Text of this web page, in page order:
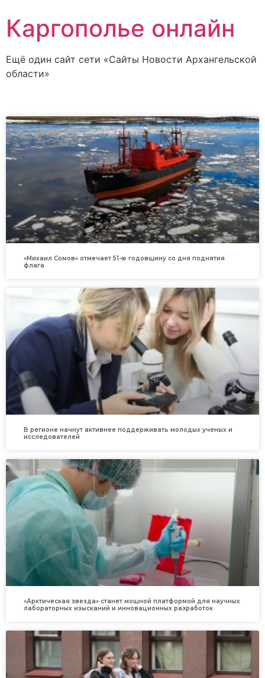
Каргополье онлайн
Ещё один сайт сети «Сайты Новости Архангельской
области»
«Михаил Сомов» отмечает 51-ю годовщину со дня поднятия
флага
В регионе начнут активнее поддерживать молодых ученых и
исследователей
«Арктическая звезда» станет мощной платформой для научных
лабораторных изысканий и инновационных разработок